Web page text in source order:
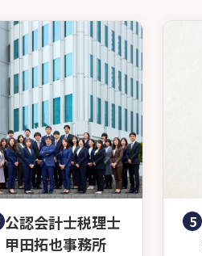
公認会計士税理士
甲田拓也事務所
5